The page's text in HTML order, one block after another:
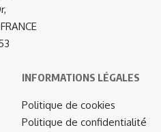
INFORMATIONS LÉGALES
Politique de cookies
Politique de confidentialité